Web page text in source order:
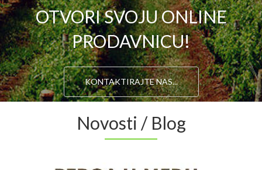
OTVORI SVOJU ONLINE
PRODAVNICU!
KONTAKTIRAJTE NAS...
Novosti / Blog